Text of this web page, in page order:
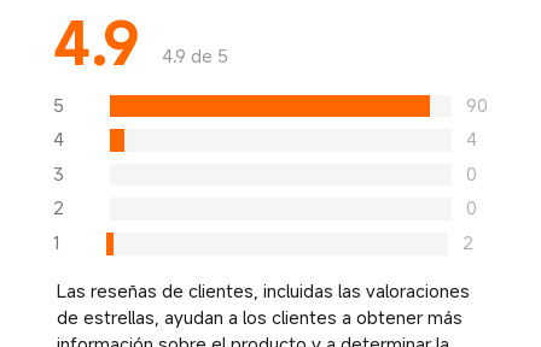
4.9 4.9 de 5
5
90
4
4
3
0
2
0
1
2
Las reseñas de clientes, incluidas las valoraciones
de estrellas, ayudan a los clientes a obtener más